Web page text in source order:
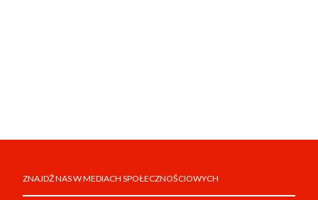
ZNAJDŹ NAS W MEDIACH SPOŁECZNOŚCIOWYCH